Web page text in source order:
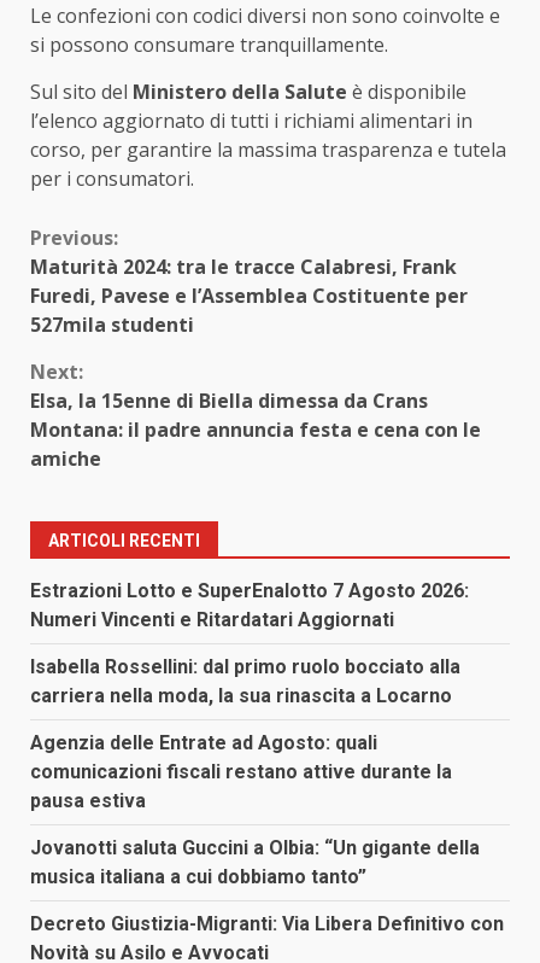
Le confezioni con codici diversi non sono coinvolte e
si possono consumare tranquillamente.
Sul sito del Ministero della Salute è disponibile
l’elenco aggiornato di tutti i richiami alimentari in
corso, per garantire la massima trasparenza e tutela
per i consumatori.
Continue
Reading
Previous:
Maturità 2024: tra le tracce Calabresi, Frank
Furedi, Pavese e l’Assemblea Costituente per
527mila studenti
Next:
Elsa, la 15enne di Biella dimessa da Crans
Montana: il padre annuncia festa e cena con le
amiche
ARTICOLI RECENTI
Estrazioni Lotto e SuperEnalotto 7 Agosto 2026:
Numeri Vincenti e Ritardatari Aggiornati
Isabella Rossellini: dal primo ruolo bocciato alla
carriera nella moda, la sua rinascita a Locarno
Agenzia delle Entrate ad Agosto: quali
comunicazioni fiscali restano attive durante la
pausa estiva
Jovanotti saluta Guccini a Olbia: “Un gigante della
musica italiana a cui dobbiamo tanto”
Decreto Giustizia-Migranti: Via Libera Definitivo con
Novità su Asilo e Avvocati